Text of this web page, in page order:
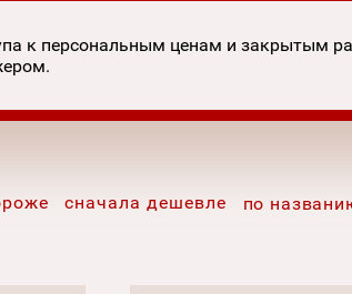
к персональным ценам и закрытым
сначала дешевле по